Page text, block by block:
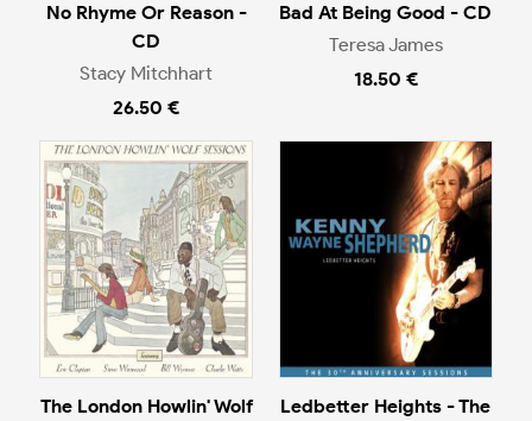
No Rhyme Or Reason -
CD
Stacy Mitchhart
26.50 €
Bad At Being Good - CD
Teresa James
18.50 €
The London Howlin' Wolf
Ledbetter Heights - The